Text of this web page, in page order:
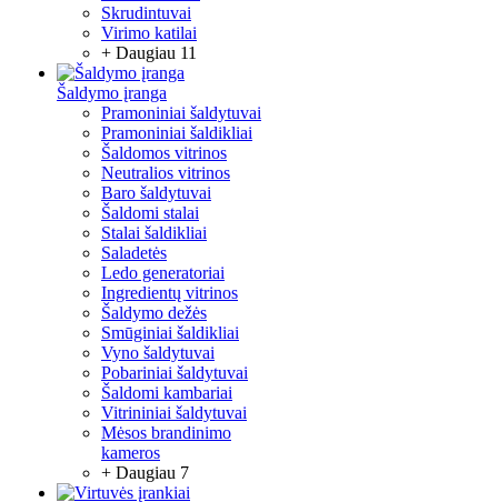
Skrudintuvai
Virimo katilai
+ Daugiau 11
Šaldymo įranga
Pramoniniai šaldytuvai
Pramoniniai šaldikliai
Šaldomos vitrinos
Neutralios vitrinos
Baro šaldytuvai
Šaldomi stalai
Stalai šaldikliai
Saladetės
Ledo generatoriai
Ingredientų vitrinos
Šaldymo dežės
Smūginiai šaldikliai
Vyno šaldytuvai
Pobariniai šaldytuvai
Šaldomi kambariai
Vitrininiai šaldytuvai
Mėsos brandinimo
kameros
+ Daugiau 7